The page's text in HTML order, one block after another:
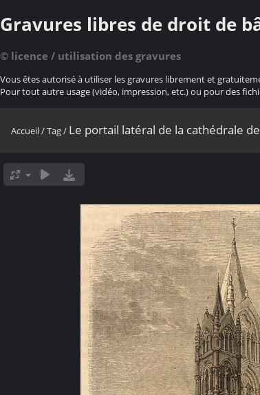
Gravures libres de droit de
© licence / utilisation des gravures
Vous êtes autorisé à utiliser les gravures librement et
Pour tout autre usage (vidéo, impression, etc.) ou pour des
Accueil/Tag/ Le portail latéral de la cathédrale